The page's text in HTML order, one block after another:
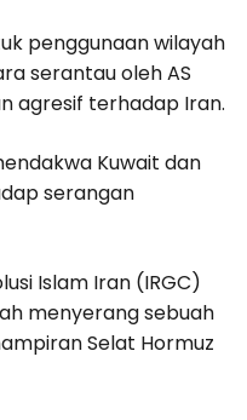
penggunaan wilayah
serantau oleh AS
agresif terhadap Iran.
Kuwait dan
serangan
Islam Iran (IRGC)
menyerang sebuah
Selat Hormuz